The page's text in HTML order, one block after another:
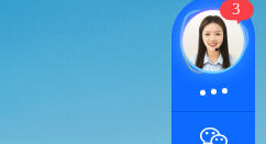
3
在线咨询